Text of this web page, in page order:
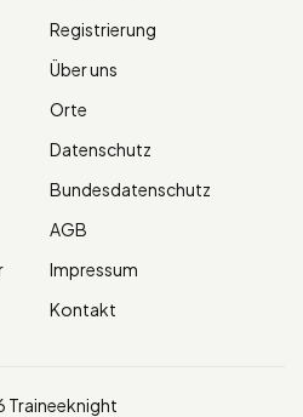
Registrierung
Über uns
Orte
Datenschutz
Bundesdatenschutz
AGB
Impressum
Kontakt